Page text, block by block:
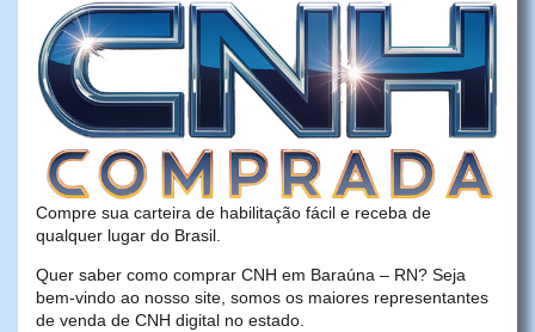
Compre sua carteira de habilitação fácil e receba de
qualquer lugar do Brasil.
Quer saber como comprar CNH em Baraúna – RN? Seja
bem-vindo ao nosso site, somos os maiores representantes
de venda de CNH digital no estado.